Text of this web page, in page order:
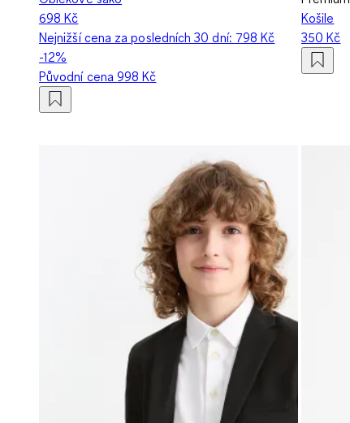
698 Kč
Nejnižší cena za posledních 30 dní: 798 Kč
-12%
Původní cena998 Kč
Košile
350 Kč